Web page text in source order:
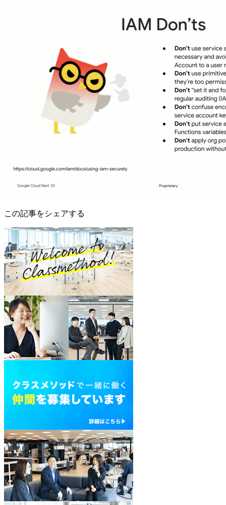
この記事をシェアする